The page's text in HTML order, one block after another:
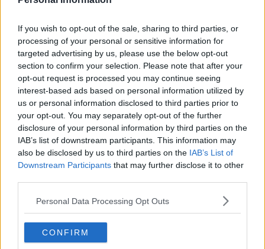
If you wish to opt-out of the sale, sharing to third parties, or
processing of your personal or sensitive information for
targeted advertising by us, please use the below opt-out
section to confirm your selection. Please note that after your
opt-out request is processed you may continue seeing
interest-based ads based on personal information utilized by
us or personal information disclosed to third parties prior to
your opt-out. You may separately opt-out of the further
disclosure of your personal information by third parties on the
IAB’s list of downstream participants. This information may
also be disclosed by us to third parties on the IAB’s List of
Downstream Participants that may further disclose it to other
Personal Data Processing Opt Outs
CONFIRM
Pui cu sos de ardei copți – rețetă video și pas cu pas
25.07.2026